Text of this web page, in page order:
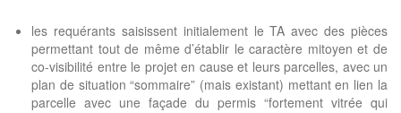
les requérants saisissent initialement le TA avec des pièces
permettant tout de même d’établir le caractère mitoyen et de
co-visibilité entre le projet en cause et leurs parcelles, avec un
plan de situation “sommaire” (mais existant) mettant en lien la
parcelle avec une façade du permis “fortement vitrée qui